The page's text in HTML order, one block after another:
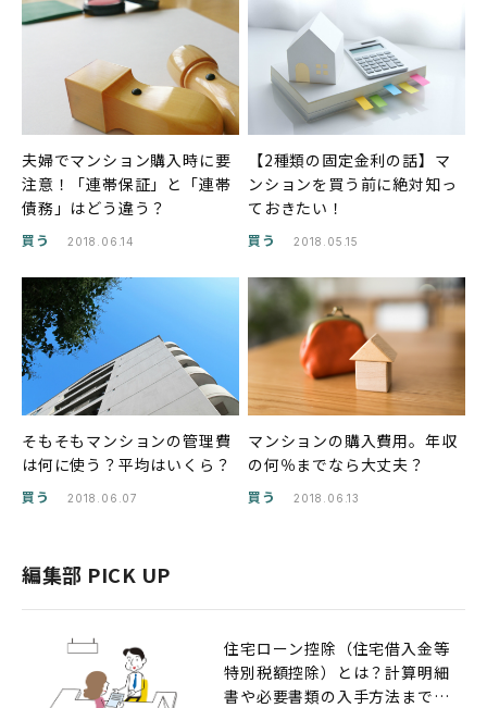
夫婦でマンション購入時に要
注意！「連帯保証」と「連帯
債務」はどう違う？
買う 2018.06.14
【2種類の固定金利の話】マ
ンションを買う前に絶対知っ
ておきたい！
買う 2018.05.15
そもそもマンションの管理費
は何に使う？平均はいくら？
買う 2018.06.07
マンションの購入費用。年収
の何％までなら大丈夫？
買う 2018.06.13
編集部 PICK UP
住宅ローン控除（住宅借入金等
特別税額控除）とは？計算明細
書や必要書類の入手方法までの